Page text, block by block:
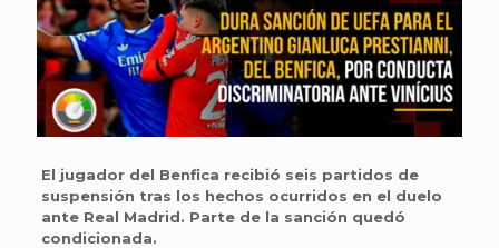
El jugador del Benfica recibió seis partidos de
suspensión tras los hechos ocurridos en el duelo
ante Real Madrid. Parte de la sanción quedó
condicionada.